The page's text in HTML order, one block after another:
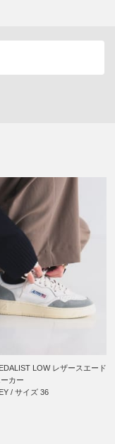
LOW レザースエード
カー
/ サイズ 36